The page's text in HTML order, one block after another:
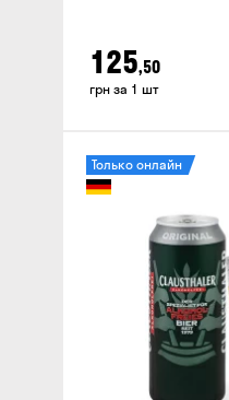
125,50
грн за 1 шт
Только онлайн